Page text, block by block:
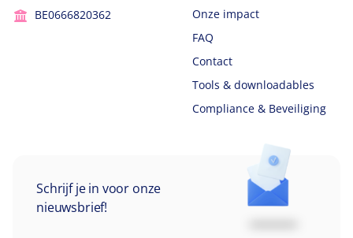
BE0666820362
Onze impact
FAQ
Contact
Tools & downloadables
Compliance & Beveiliging
Schrijf je in voor onze
nieuwsbrief!